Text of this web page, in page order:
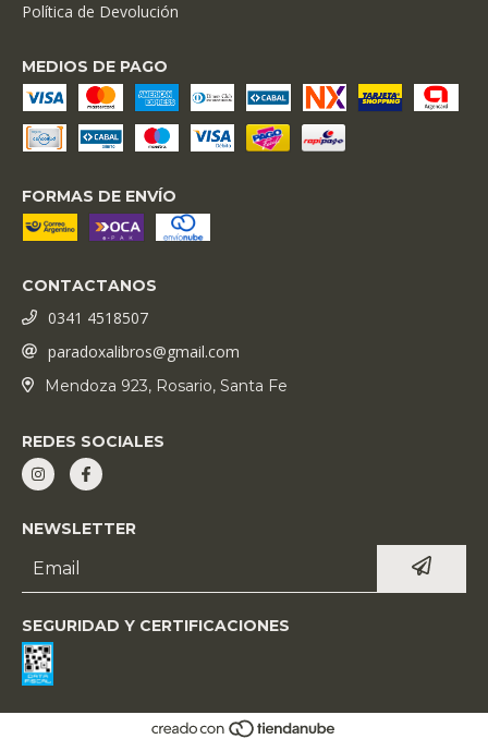
Política de Devolución
MEDIOS DE PAGO
FORMAS DE ENVÍO
CONTACTANOS
0341 4518507
paradoxalibros@gmail.com
Mendoza 923, Rosario, Santa Fe
REDES SOCIALES
NEWSLETTER
SEGURIDAD Y CERTIFICACIONES